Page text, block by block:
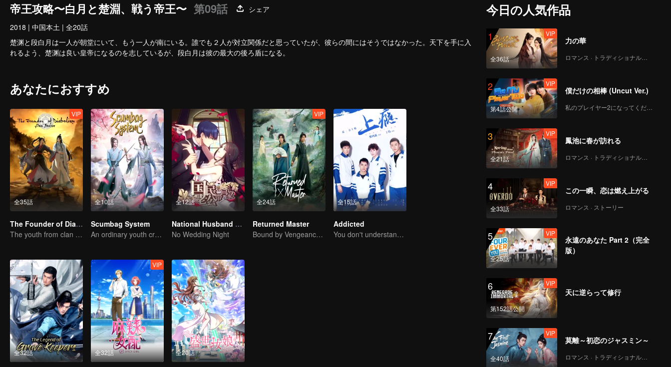
帝王攻略〜白月と楚淵、戦う帝王〜 第09話
シェア
2018 | 中国本土 | 全20話
楚渊と段白月は一人が朝堂にいて、もう一人が南にいる。誰でも２人が対立関係だと思っていたが、彼らの間にはそうではなかった。天下を手に入
れるよう、楚渊は良い皇帝になるのを志しているが、段白月は彼の最大の後ろ盾になる。
あなたにおすすめ
全35話
VIP
The Founder of Diabolism
The youth from clan of cultivators killed the devils for the others
全10話
Scumbag System
An ordinary youth crossing as a villain into the book and abusing the hero!
全12話
National Husband Bring Home SS1
No Wedding Night
全24話
VIP
Returned Master
Bound by Vengeance, Entwined by Fate
全15話
Addicted
You don't understand, It's also love
全32話 全32話
VIP
全20話
今日の人気作品
1
全36話
VIP
力の華
ロマンス · トラディショナル・コスチューム
2
第4話公開
VIP
僕だけの相棒 (Uncut Ver.)
私のプレイヤー2になってください
3
全21話
VIP
鳳池に春が訪れる
ロマンス · トラディショナル・コスチューム
4
全33話
VIP
この一瞬、恋は燃え上がる
ロマンス · ストーリー
5
全25話
VIP
永遠のあなた Part 2（完全
版）
6
第152話公開
VIP
天に逆らって修行
7
全40話
VIP
莫離～初恋のジャスミン～
ロマンス · トラディショナル・コスチューム